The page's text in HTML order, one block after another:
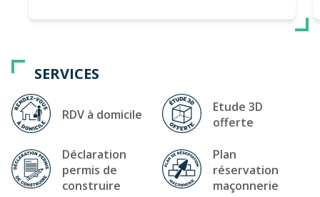
SERVICES
RDV à domicile
Etude 3D
offerte
Déclaration
permis de
construire
Plan
réservation
maçonnerie